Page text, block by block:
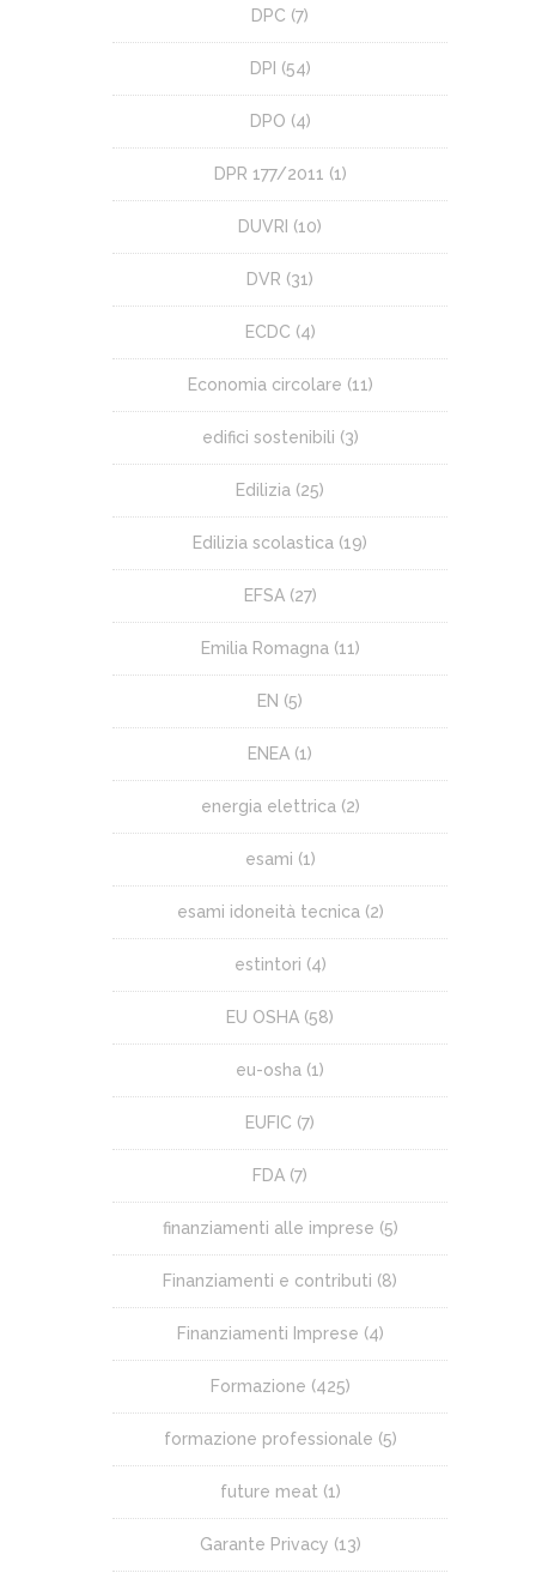
DPC (7)
DPI (54)
DPO (4)
DPR 177/2011 (1)
DUVRI (10)
DVR (31)
ECDC (4)
Economia circolare (11)
edifici sostenibili (3)
Edilizia (25)
Edilizia scolastica (19)
EFSA(27)
Emilia Romagna (11)
EN (5)
ENEA (1)
energia elettrica (2)
esami (1)
esami idoneità tecnica (2)
estintori (4)
EU OSHA (58)
eu-osha (1)
EUFIC (7)
FDA (7)
finanziamenti alle imprese (5)
Finanziamenti e contributi (8)
Finanziamenti Imprese (4)
Formazione (425)
formazione professionale (5)
future meat (1)
Garante Privacy (13)